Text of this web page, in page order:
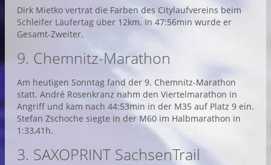
Dirk Mietko vertrat die Farben des Citylaufvereins beim
Schleifer Läufertag über 12km. In 47:56min wurde er
Gesamt-Zweiter.
9. Chemnitz-Marathon
Am heutigen Sonntag fand der 9. Chemnitz-Marathon
statt. André Rosenkranz nahm den Viertelmarathon in
Angriff und kam nach 44:53min in der M35 auf Platz 9 ein.
Stefan Zschoche siegte in der M60 im Halbmarathon in
1:33,41h.
3. SAXOPRINT SachsenTrail